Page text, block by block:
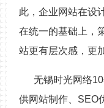
此，企业网站在设
在统一的基础上，
站更有层次感，更
无锡时光网络10
供网站制作、SEO